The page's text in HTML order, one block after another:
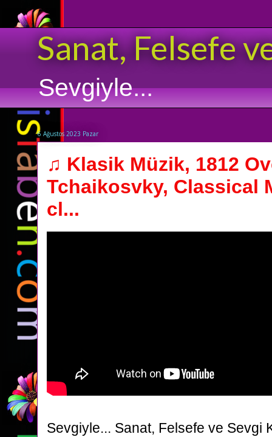
Sanat, Felsefe
Sevgiyle...
6 Ağustos 2023 Pazar
♫ Klasik Müzik, 1812
Tchaikosvky, Classical
cl...
Sevgiyle... Sanat, Felsefe ve Sevgi